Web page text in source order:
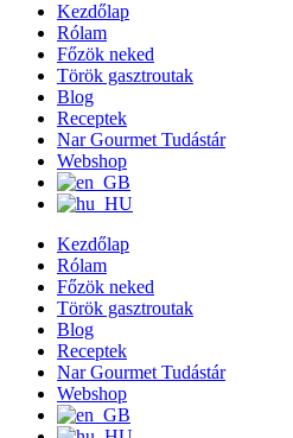
Kezdőlap
Rólam
Főzök neked
Török gasztroutak
Blog
Receptek
Nar Gourmet Tudástár
Webshop
Kezdőlap
Rólam
Főzök neked
Török gasztroutak
Blog
Receptek
Nar Gourmet Tudástár
Webshop